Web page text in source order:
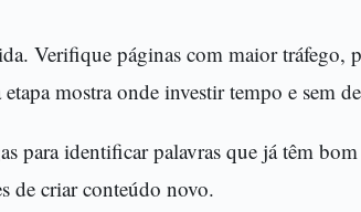
Verifique páginas com maior tráfego,
mostra onde investir tempo e sem
para identificar palavras que já têm
de criar conteúdo novo.